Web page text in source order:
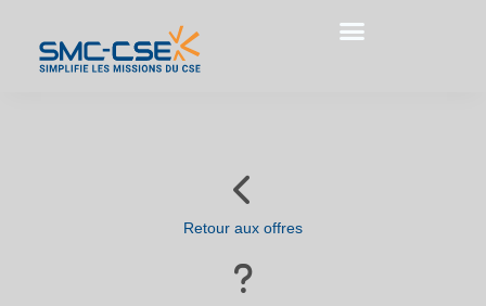
contenu
Retour aux offres